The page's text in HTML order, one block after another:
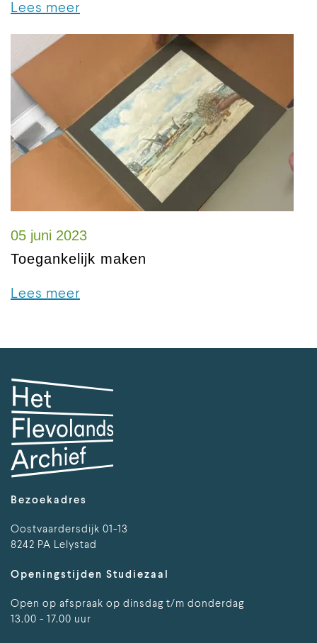
Lees meer
05 juni 2023
Toegankelijk maken
Lees meer
Bezoekadres
Oostvaardersdijk 01-13
8242 PA Lelystad
Openingstijden Studiezaal
Open op afspraak op dinsdag t/m donderdag
13.00 - 17.00 uur